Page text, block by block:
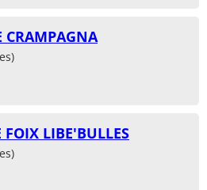
CRAMPAGNA
LIBE'BULLES